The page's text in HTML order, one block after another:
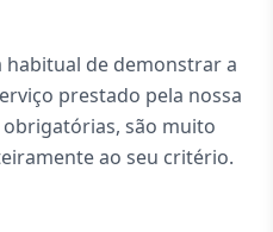
de demonstrar a
prestado pela nossa
são muito
ao seu critério.